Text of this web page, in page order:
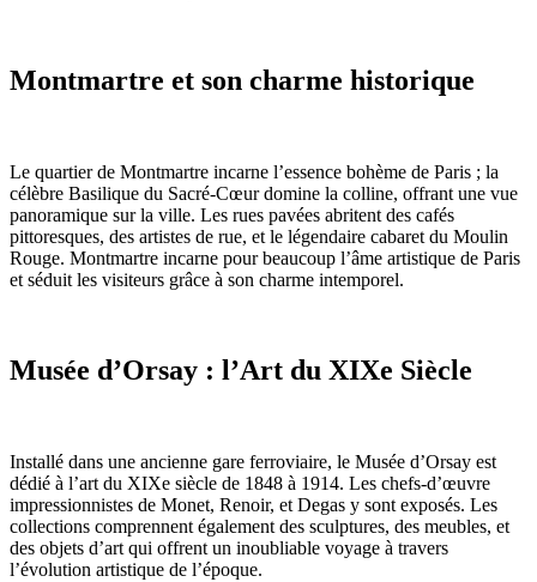
Montmartre et son charme historique
Le quartier de Montmartre incarne l’essence bohème de Paris ; la
célèbre Basilique du Sacré-Cœur domine la colline, offrant une vue
panoramique sur la ville. Les rues pavées abritent des cafés
pittoresques, des artistes de rue, et le légendaire cabaret du Moulin
Rouge. Montmartre incarne pour beaucoup l’âme artistique de Paris
et séduit les visiteurs grâce à son charme intemporel.
Musée d’Orsay : l’Art du XIXe Siècle
Installé dans une ancienne gare ferroviaire, le Musée d’Orsay est
dédié à l’art du XIXe siècle de 1848 à 1914. Les chefs-d’œuvre
impressionnistes de Monet, Renoir, et Degas y sont exposés. Les
collections comprennent également des sculptures, des meubles, et
des objets d’art qui offrent un inoubliable voyage à travers
l’évolution artistique de l’époque.